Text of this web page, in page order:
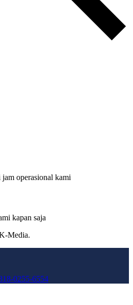
operasional kami
kapan saja
Media.
0255-6554